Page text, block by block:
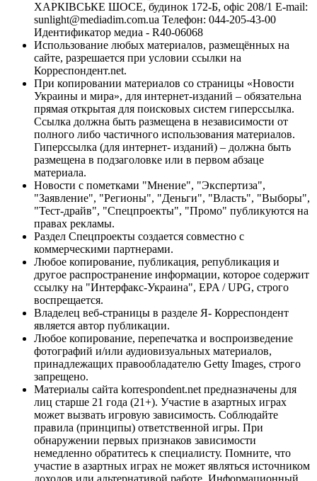
ХАРКІВСЬКЕ ШОСЕ, будинок 172-Б, офіс 208/1 E-mail:
sunlight@mediadim.com.ua Телефон: 044-205-43-00
Идентификатор медиа - R40-06068
Использование любых материалов, размещённых на
сайте, разрешается при условии ссылки на
Корреспондент.net.
При копировании материалов со страницы «Новости
Украины и мира», для интернет-изданий – обязательна
прямая открытая для поисковых систем гиперссылка.
Ссылка должна быть размещена в независимости от
полного либо частичного использования материалов.
Гиперссылка (для интернет- изданий) – должна быть
размещена в подзаголовке или в первом абзаце
материала.
Новости с пометками "Мнение", "Экспертиза",
"Заявление", "Регионы", "Деньги", "Власть", "Выборы",
"Тест-драйв", "Спецпроекты", "Промо" публикуются на
правах рекламы.
Раздел Спецпроекты создается совместно с
коммерческими партнерами.
Любое копирование, публикация, републикация и
другое распространение информации, которое содержит
ссылку на "Интерфакс-Украина", EPA / UPG, строго
воспрещается.
Владелец веб-страницы в разделе Я- Корреспондент
является автор публикации.
Любое копирование, перепечатка и воспроизведение
фотографий и/или аудиовизуальных материалов,
принадлежащих правообладателю Getty Images, строго
запрещено.
Материалы сайта korrespondent.net предназначены для
лиц старше 21 года (21+). Участие в азартных играх
может вызвать игровую зависимость. Соблюдайте
правила (принципы) ответственной игры. При
обнаружении первых признаков зависимости
немедленно обратитесь к специалисту. Помните, что
участие в азартных играх не может являться источником
доходов или альтернативой работе. Информационный